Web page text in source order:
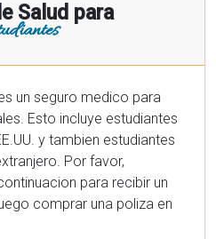
Salud para
un seguro medico para
incluye estudiantes
y tambien estudiantes
Por favor,
para recibir un
comprar una poliza en